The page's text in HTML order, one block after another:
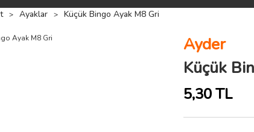
Ayaklar Küçük Bingo Ayak M8 Gri
Ayder
Küçük
5,30 TL